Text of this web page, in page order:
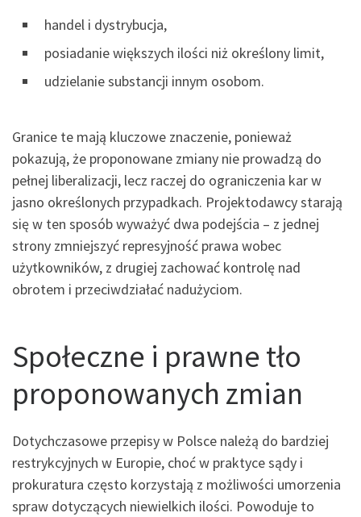
handel i dystrybucja,
posiadanie większych ilości niż określony limit,
udzielanie substancji innym osobom.
Granice te mają kluczowe znaczenie, ponieważ
pokazują, że proponowane zmiany nie prowadzą do
pełnej liberalizacji, lecz raczej do ograniczenia kar w
jasno określonych przypadkach. Projektodawcy starają
się w ten sposób wyważyć dwa podejścia – z jednej
strony zmniejszyć represyjność prawa wobec
użytkowników, z drugiej zachować kontrolę nad
obrotem i przeciwdziałać nadużyciom.
Społeczne i prawne tło
proponowanych zmian
Dotychczasowe przepisy w Polsce należą do bardziej
restrykcyjnych w Europie, choć w praktyce sądy i
prokuratura często korzystają z możliwości umorzenia
spraw dotyczących niewielkich ilości. Powoduje to